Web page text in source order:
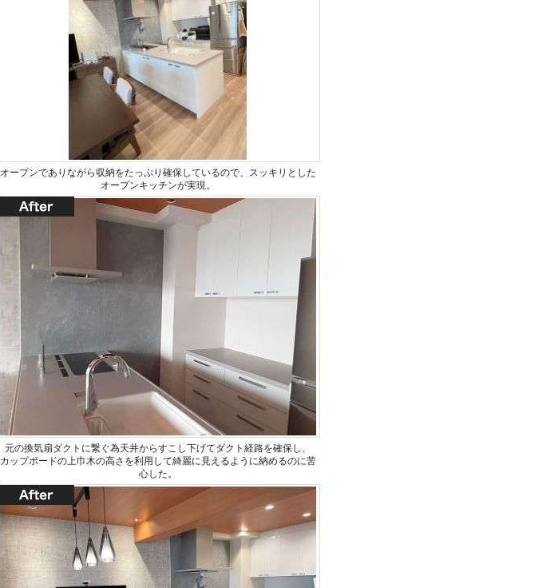
オープンでありながら収納をたっぷり確保しているので、スッキリとした
オープンキッチンが実現。
元の換気扇ダクトに繋ぐ為天井からすこし下げてダクト経路を確保し、
カップボードの上巾木の高さを利用して綺麗に見えるように納めるのに苦
心した。